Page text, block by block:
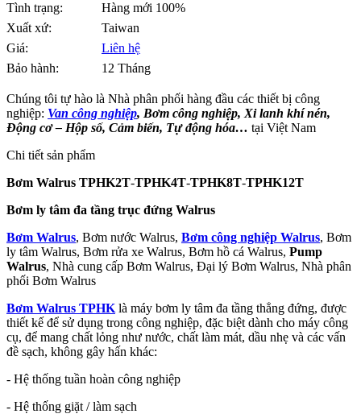
Tình trạng:
Hàng mới 100%
Xuất xứ:
Taiwan
Giá:
Liên hệ
Bảo hành:
12 Tháng
Chúng tôi tự hào là Nhà phân phối hàng đầu các thiết bị công
nghiệp: Van công nghiệp, Bơm công nghiệp, Xi lanh khí nén,
Động cơ – Hộp số, Cảm biến, Tự động hóa… tại Việt Nam
Chi tiết sản phẩm
Bơm Walrus TPHK2T-TPHK4T-TPHK8T-TPHK12T
Bơm ly tâm đa tầng trục đứng Walrus
Bơm Walrus, Bơm nước Walrus, Bơm công nghiệp Walrus, Bơm
ly tâm Walrus, Bơm rửa xe Walrus, Bơm hồ cá Walrus, Pump
Walrus, Nhà cung cấp Bơm Walrus, Đại lý Bơm Walrus, Nhà phân
phối Bơm Walrus
Bơm Walrus TPHK là máy bơm ly tâm đa tầng thẳng đứng, được
thiết kế để sử dụng trong công nghiệp, đặc biệt dành cho máy công
cụ, để mang chất lỏng như nước, chất làm mát, dầu nhẹ và các vấn
đề sạch, không gây hấn khác:
- Hệ thống tuần hoàn công nghiệp
- Hệ thống giặt / làm sạch